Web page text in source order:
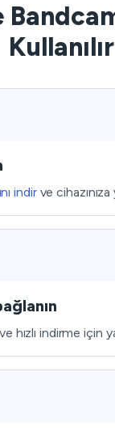
Kullanılır
indirve cihazınıza
ve hızlı indirme için